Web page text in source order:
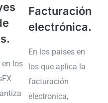
en los
Facturación
electrónica.
En los paises en
los que aplica la
facturación
electronica,